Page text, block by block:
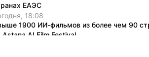
ЕАЭС
18:08
1900 ИИ-фильмов из более чем 90
Astana AI Film Festival
17:58